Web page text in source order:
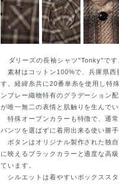
ダリーズの長袖シャツ"Tonky"です
素材はコットン100%で、兵庫県西
す。経緯糸共に20番単糸を使用し特
ンブレー織物特有のグラデーション
が唯一無二の表情と肌触りを生んでい
特殊オープンカラーも特徴で、通
パンツを選ばずに着用出来る使い勝手
ボタンはオリジナル製作された独
に映えるブラックカラーと適度な高
ています。
シルエットは着やすいボックスス